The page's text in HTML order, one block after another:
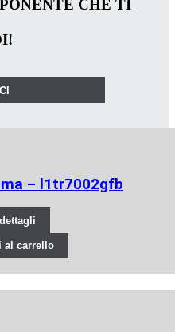
CHE TI
– l1tr7002gfb
al carrello